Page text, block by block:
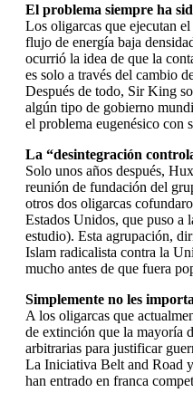
El problema siempre ha
Los oligarcas que ejecutan
flujo de energía baja
ocurrió la idea de que la
es solo a través del cambio
Después de todo, Sir King
algún tipo de gobierno
el problema eugenésico con
La “desintegración
Solo unos años después,
reunión de fundación del
otros dos oligarcas
Estados Unidos, que puso a
estudio). Esta agrupación,
Islam radicalista contra la
mucho antes de que fuera
Simplemente no les
A los oligarcas que
de extinción que la mayoría
arbitrarias para justificar
La Iniciativa Belt and Road
han entrado en franca